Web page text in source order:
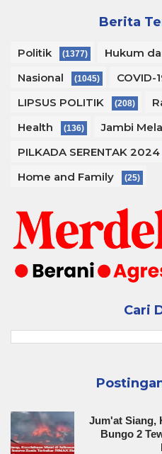
Berita
Politik (1377) Hukum
Nasional (1045) COVID-
LIPSUS POLITIK (208)
Health (136) Jambi
PILKADA SERENTAK 2024
Home and Family (25)
Cari
Jum'at Siang,
Bungo 2